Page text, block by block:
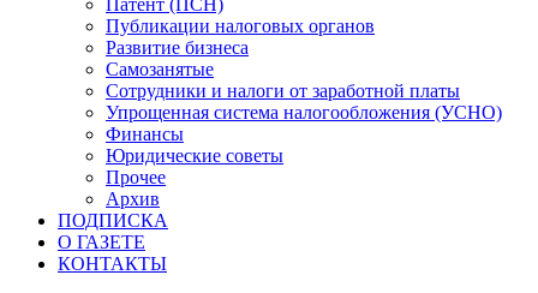
Патент (ПСН)
Публикации налоговых органов
Развитие бизнеса
Самозанятые
Сотрудники и налоги от заработной платы
Упрощенная система налогообложения (УСНО)
Финансы
Юридические советы
Прочее
Архив
ПОДПИСКА
О ГАЗЕТЕ
КОНТАКТЫ